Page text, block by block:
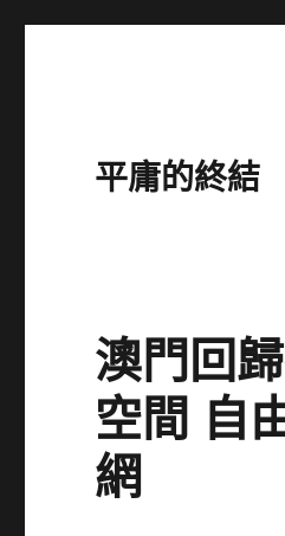
平庸的終結
澳門回
空間 自
網